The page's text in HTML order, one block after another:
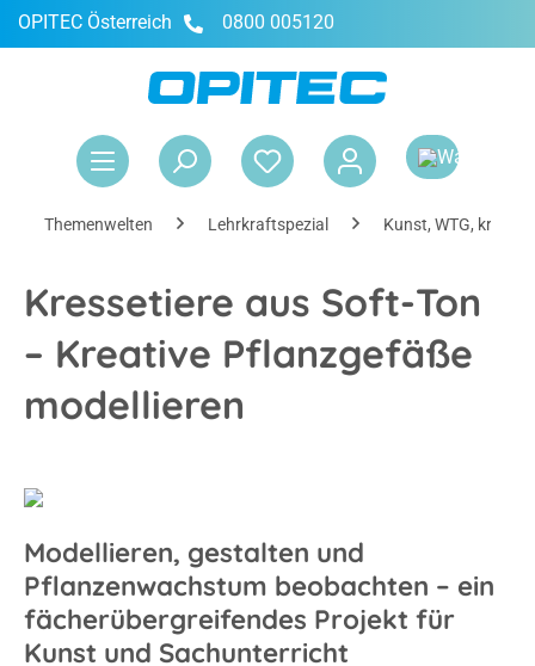
springen
OPITEC Österreich 0800 005120
Themenwelten Lehrkraftspezial Kunst, WTG,
Kressetiere aus Soft-Ton
– Kreative Pflanzgefäße
modellieren
Modellieren, gestalten und
Pflanzenwachstum beobachten – ein
fächerübergreifendes Projekt für
Kunst und Sachunterricht